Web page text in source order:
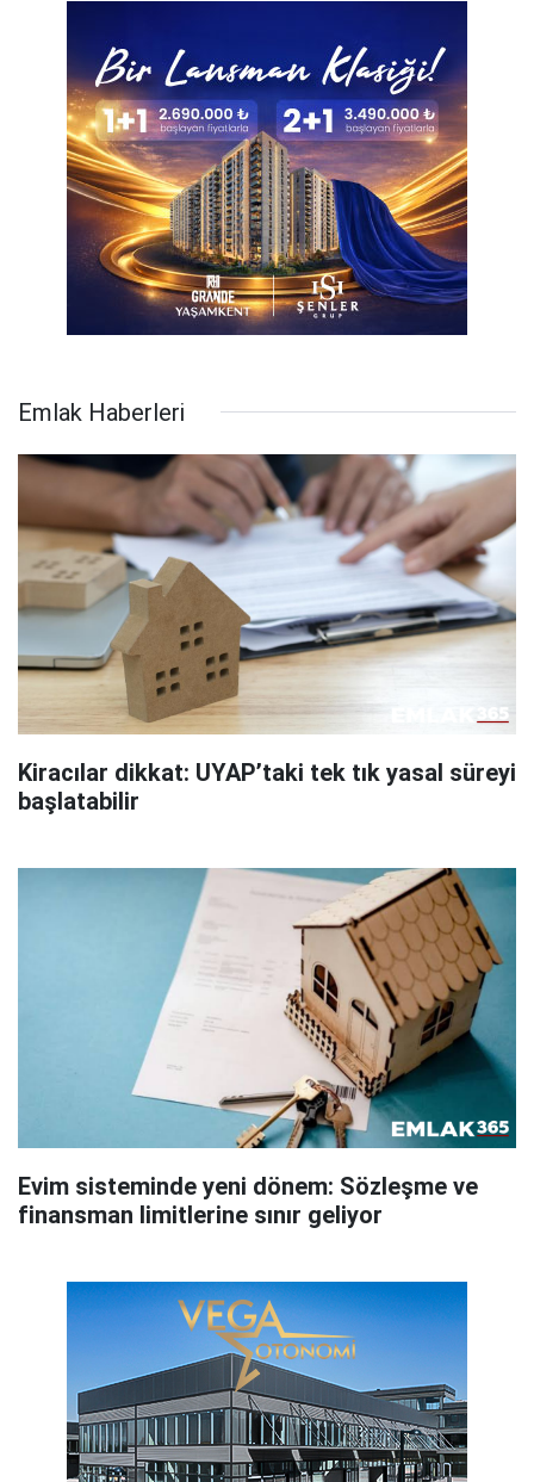
Emlak Haberleri
Kiracılar dikkat: UYAP’taki tek tık yasal süreyi
başlatabilir
Evim sisteminde yeni dönem: Sözleşme ve
finansman limitlerine sınır geliyor